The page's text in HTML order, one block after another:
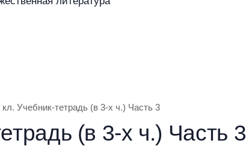
Учебник-тетрадь (в 3-х ч.) Часть 3
(в 3-х ч.) Часть 3